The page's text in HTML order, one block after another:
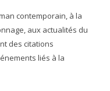
contemporain, à la
aux actualités du
des citations
liés à la